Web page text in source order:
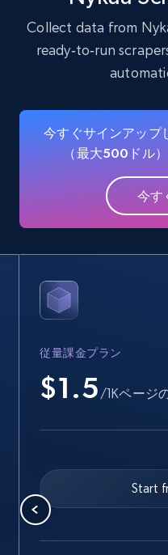
22.4K+
Name, URL, ID, Cb
Industries, Operating
Crunchbase
Searching data by
Industries, Operating
15.6K+ 1.6K+
Linkedin job listings
URL, Job posting id,
Company id, Job
Collect data from
ready‑to‑run
今すぐサインアップ
（最大500ドル
今す
従量課金プラン
$1.5 /1Kページ
Start